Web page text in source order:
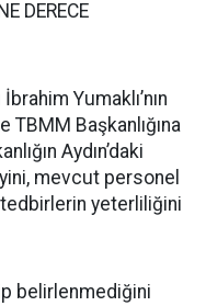
DERECE
Yumaklı’nın
TBMM Başkanlığına
Aydın’daki
mevcut personel
yeterliliğini
belirlenmediğini